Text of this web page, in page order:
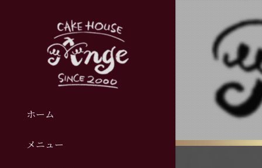
ホーム
メニュー
ギフト
– gift –